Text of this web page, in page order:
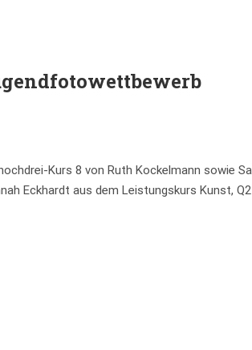
Kurs 8 von Ruth Kockelmann sowie
Eckhardt aus dem Leistungskurs Kunst, Q2